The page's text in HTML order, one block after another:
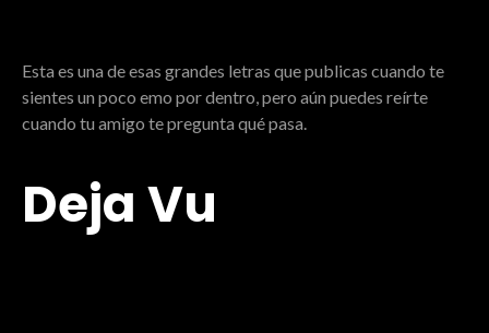
Esta es una de esas grandes letras que publicas cuando te
sientes un poco emo por dentro, pero aún puedes reírte
cuando tu amigo te pregunta qué pasa.
Deja Vu